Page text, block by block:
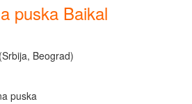
puska Baikal
Beograd)
puska